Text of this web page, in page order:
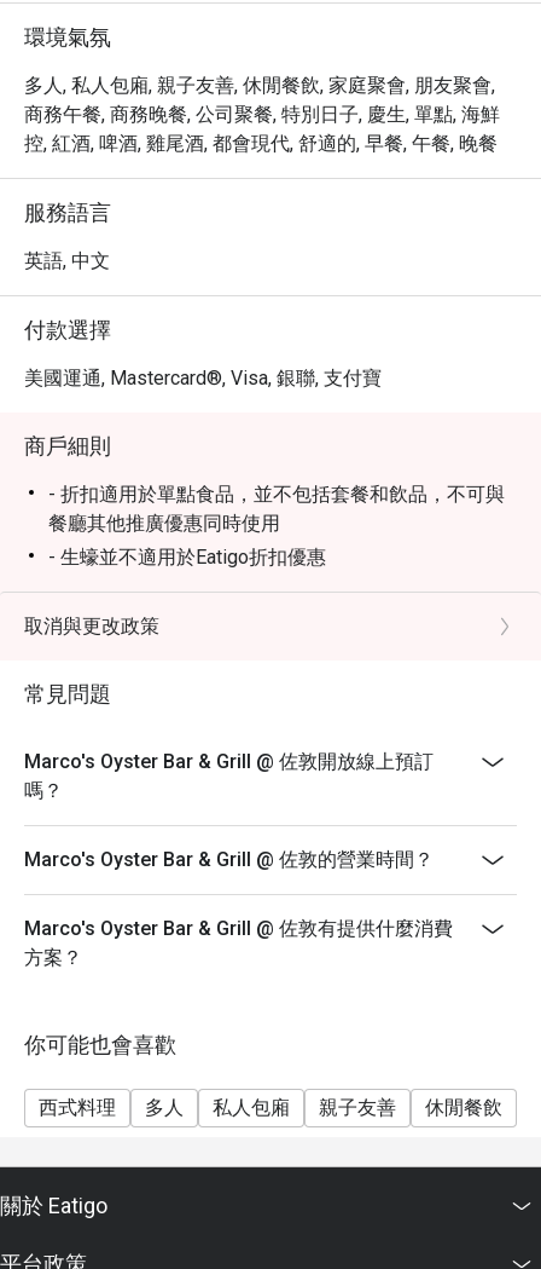
香煎三文魚南瓜燴飯
這些精心製作的料理，讓食客 盡享豐富濃郁的歐式美饌。
餐廳評價 – 難忘的用餐體驗
我們的用餐體驗 等待時間稍長，可能是由於 聖誕節期間較
為繁忙。然而，服務人員態度友善，整體服務出色，而且
有些黏膩，衛生方面仍有改善空間。
亮點推薦：
水牛芝士沙拉 – 清爽的開胃菜，新鮮蔬菜搭配濃郁的水牛
焗法國田螺佐薯蓉 – 口感細膩，濃郁美味。
桌邊現煮卡邦尼意粉 – 即席烹調，連小朋友都忍不住加點
第二輪！
餐廳提供豐富的 沙拉、湯品、主菜、飲品，並可 優惠加點
甜點。
特色菜品
香煎挪威三文魚
外皮煎得香脆酥香，內部鮮嫩多汁，搭配 香草醬、新鮮炸
薯條及沙拉，味道絕佳！
濃郁的義式肉醬，與 口感紮實的意大利扁意粉 完美融合，
煙燻三文魚沙拉
淋上 特製橄欖油與黑醋醬，酸甜開胃。
牛肝菌忌廉湯
香氣濃郁，入口滑順，滿滿的牛肝菌菇香味撲鼻而來。
表面撒滿可可粉，內部層次分明，帶有濃郁 巧克力與奶油
交融的口感。
手沖現磨咖啡
醇厚順口，香氣四溢，為完美的一餐畫上句號。
回味無窮！
黑松露忌廉雲吞
濃郁的黑松露香氣 融合 滑順的忌廉醬汁，推薦給松露愛好
廚師在餐桌旁即席烹調，以 蒜頭、煙肉爆炒，再放入巨大
環境氣氛
多人, 私人包廂, 親子友善, 休閒餐飲, 家庭聚會, 朋友聚會,
商務午餐, 商務晚餐, 公司聚餐, 特別日子, 慶生, 單點, 海鮮
控, 紅酒, 啤酒, 雞尾酒, 都會現代, 舒適的, 早餐, 午餐, 晚餐
服務語言
英語, 中文
付款選擇
美國運通, Mastercard®, Visa, 銀聯, 支付寶
商戶細則
- 折扣適用於單點食品，並不包括套餐和飲品，不可與
餐廳其他推廣優惠同時使用
- 生蠔並不適用於Eatigo折扣優惠
- eatigo客戶可享固定8折優惠於法國鵝肝拼牛柳餐原價
＄298/位，以原價加一計算
- 就座前請先出示eatigo之訂位確認通知
- 如有特別需求及坐位安排均視乎供應情況而定，
Marco’s Oyster Bar & Grill 保留座位安排之最終決定
- 不可與其他優惠一併使用。
- 餐廳留檯15分鐘
------------------------------------------------------------
法國鵝肝醬多士
巴馬火腿配蜜瓜
朱古力心太軟
附送 咖啡或茶
取消與更改政策
常見問題
Marco's Oyster Bar & Grill @ 佐敦開放線上預訂
嗎？
Marco's Oyster Bar & Grill @ 佐敦的營業時間？
Marco's Oyster Bar & Grill @ 佐敦有提供什麼消費
方案？
你可能也會喜歡
西式料理 多人 私人包廂 親子友善 休閒餐飲
關於 Eatigo
平台政策